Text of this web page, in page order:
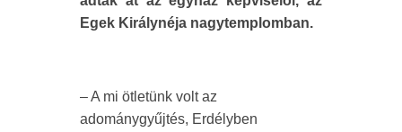
Egek Királynéja nagytemplomban.
– A mi ötletünk volt az
adománygyűjtés, Erdélyben